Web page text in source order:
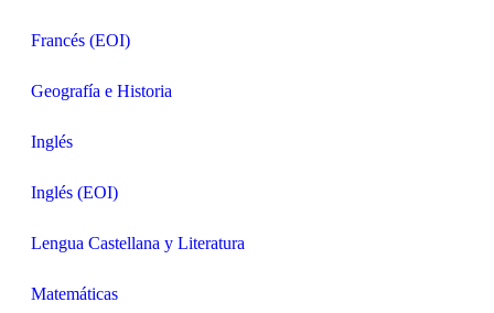
Francés (EOI)
Geografía e Historia
Inglés
Inglés (EOI)
Lengua Castellana y Literatura
Matemáticas